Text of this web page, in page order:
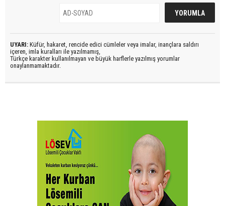
UYARI: Küfür, hakaret, rencide edici cümleler veya imalar, inançlara saldırı
içeren, imla kuralları ile yazılmamış,
Türkçe karakter kullanılmayan ve büyük harflerle yazılmış yorumlar
onaylanmamaktadır.